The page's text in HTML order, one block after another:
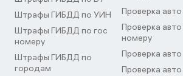
Штрафы ГИБДД по УИН
Штрафы ГИБДД по гос
номеру
Штрафы ГИБДД по
городам
Проверка
Проверка
номеру
Проверка
Проверка